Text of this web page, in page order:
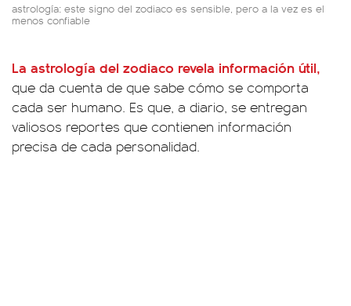
astrología: este signo del zodiaco es sensible, pero a la vez es el
menos confiable
La astrología del zodiaco revela información útil,
que da cuenta de que sabe cómo se comporta
cada ser humano. Es que, a diario, se entregan
valiosos reportes que contienen información
precisa de cada personalidad.